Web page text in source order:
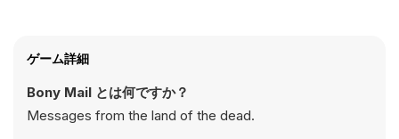
ゲーム詳細
Bony Mail とは何ですか？
Messages from the land of the dead.